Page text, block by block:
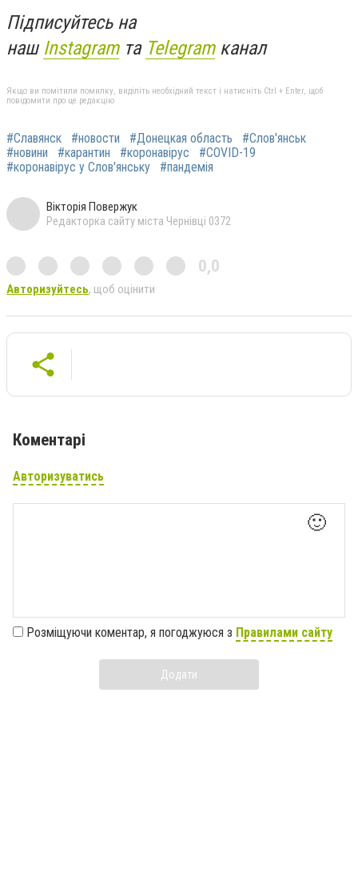
Підписуйтесь на
наш Instagramта Telegramканал
Якщо ви помітили помилку, виділіть необхідний текст і натисніть Ctrl + Enter, щоб
повідомити про це редакцію
#Славянск #новости #Донецкая область
#Слов'янськ
#новини
#карантин #коронавірус
#COVID-19
#коронавірус у Слов'янську
#пандемія
Вікторія Повержук
Редакторка сайту міста Чернівці 0372
0,0
Авторизуйтесь, щоб оцінити
Коментарі
Авторизуватись
🙂
Розміщуючи коментар, я погоджуюся з Правилами сайту
Додати